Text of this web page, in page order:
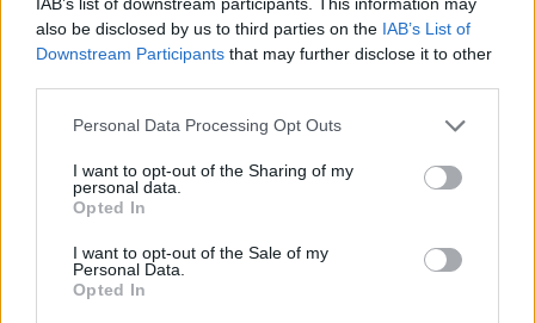
also be disclosed by us to third parties on the IAB’s List of
Downstream Participants that may further disclose it to other
Please note that this website/app uses one or more Google
not limited to your visit or usage behaviour. You may click to
grant or deny consent to Google and its third-party tags to
use your data for below specified purposes in below Google
consent section.
Personal Data Processing Opt Outs
I want to opt-out of the Sharing of my
personal data.
Opted In
I want to opt-out of the Sale of my
Personal Data.
Opted In